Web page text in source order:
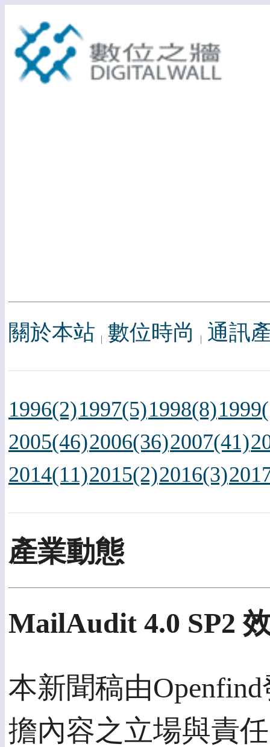
關於本站 數位時尚 通訊
1996(2)1997(5)1998(8)
2005(46)2006(36)2007(41)
2014(11)2015(2)2016(3)
產業動態
MailAudit 4.0 SP2
本新聞稿由
擔內容之立場與責